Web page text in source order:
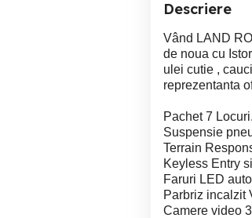
Descriere
Vând LAND
de noua cu
ulei cutie ,
reprezentanta
Pachet 7
Suspensie
Terrain
Keyless Entry
Faruri LED
Parbriz incalzit
Camere video